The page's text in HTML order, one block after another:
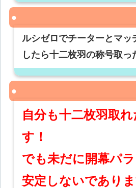
ルシゼロでチーターとマッ
したら十二枚羽の称号取っ
自分も十二枚羽取
す！
でも未だに開幕パ
安定しないであり